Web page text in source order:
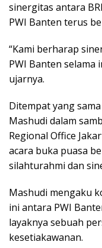
sinergitas antara
PWI Banten terus
“Kami berharap
PWI Banten selama
ujarnya.
Ditempat yang
Mashudi dalam
Regional Office
acara buka puasa
silahturahmi dan
Mashudi mengaku
ini antara PWI
layaknya sebuah
kesetiakawanan.